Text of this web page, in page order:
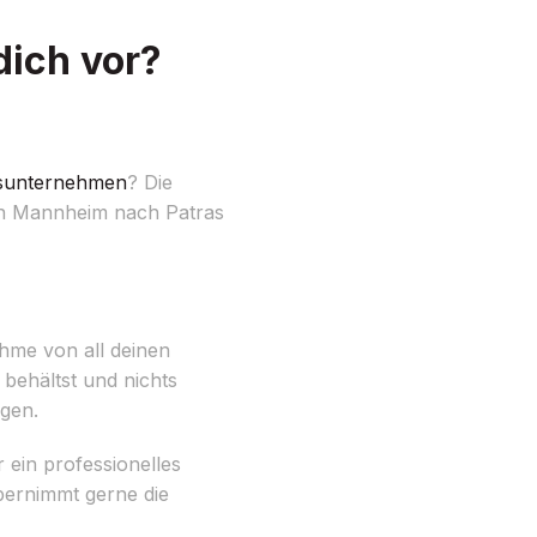
vor?
? Die
Mannheim nach Patras
von all deinen
und nichts
professionelles
gerne die